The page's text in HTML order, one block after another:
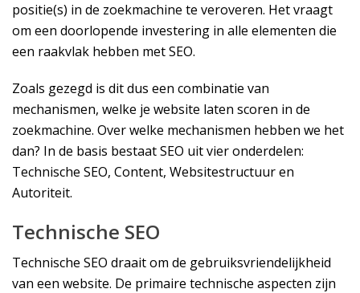
positie(s) in de zoekmachine te veroveren. Het vraagt
om een doorlopende investering in alle elementen die
een raakvlak hebben met SEO.
Zoals gezegd is dit dus een combinatie van
mechanismen, welke je website laten scoren in de
zoekmachine. Over welke mechanismen hebben we het
dan? In de basis bestaat SEO uit vier onderdelen:
Technische SEO, Content, Websitestructuur en
Autoriteit.
Technische SEO
Technische SEO draait om de gebruiksvriendelijkheid
van een website. De primaire technische aspecten zijn